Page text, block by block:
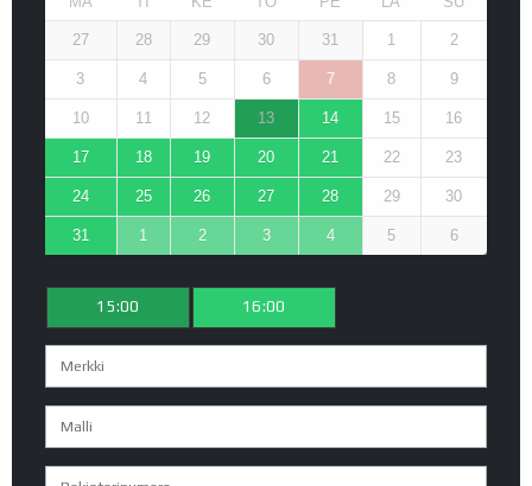
27 28 29 30 31 1 2
3 4 5 6 7 8 9
10 11 12 13 14 15 16
17 18 19 20 21 22 23
24 25 26 27 28 29 30
31 1 2 3 4 5 6
15:00 16:00